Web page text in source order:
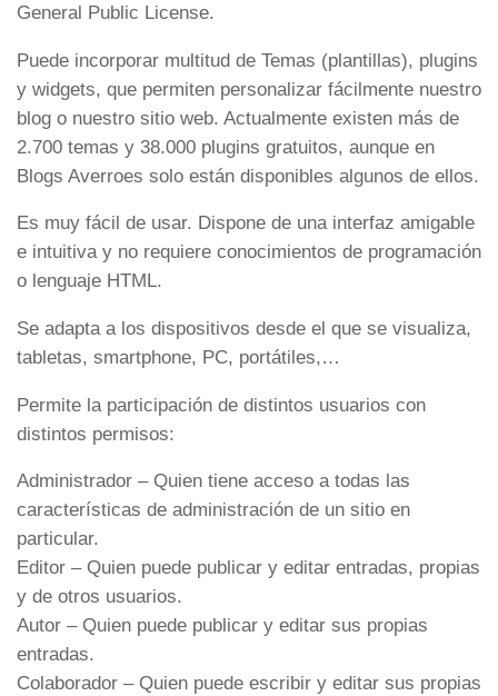
General Public License.
Puede incorporar multitud de Temas (plantillas), plugins
y widgets, que permiten personalizar fácilmente nuestro
blog o nuestro sitio web. Actualmente existen más de
2.700 temas y 38.000 plugins gratuitos, aunque en
Blogs Averroes solo están disponibles algunos de ellos.
Es muy fácil de usar. Dispone de una interfaz amigable
e intuitiva y no requiere conocimientos de programación
o lenguaje HTML.
Se adapta a los dispositivos desde el que se visualiza,
tabletas, smartphone, PC, portátiles,…
Permite la participación de distintos usuarios con
distintos permisos:
Administrador – Quien tiene acceso a todas las
características de administración de un sitio en
particular.
Editor – Quien puede publicar y editar entradas, propias
y de otros usuarios.
Autor – Quien puede publicar y editar sus propias
entradas.
Colaborador – Quien puede escribir y editar sus propias